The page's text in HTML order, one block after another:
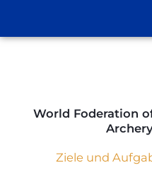
World Foderation
Ziele und